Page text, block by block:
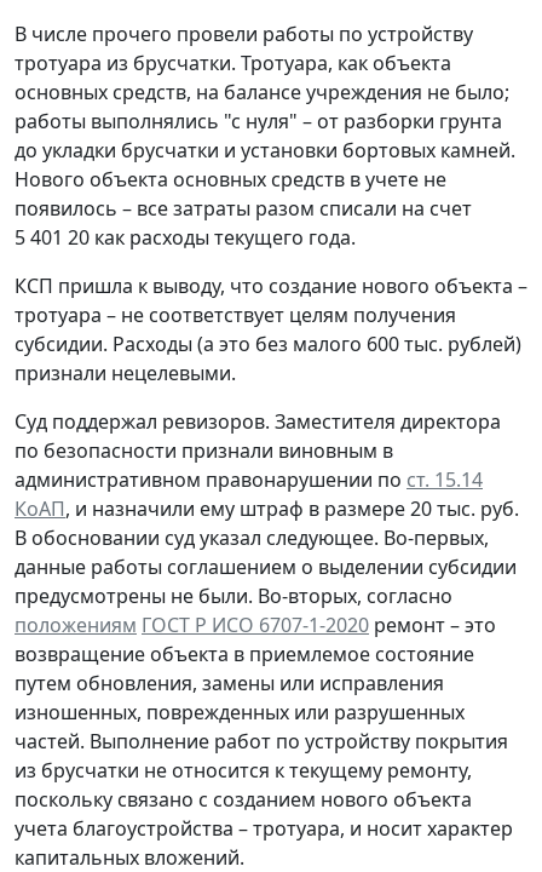
В числе прочего провели работы по устройству
тротуара из брусчатки. Тротуара, как объекта
основных средств, на балансе учреждения не было;
работы выполнялись "с нуля" – от разборки грунта
до укладки брусчатки и установки бортовых камней.
Нового объекта основных средств в учете не
появилось – все затраты разом списали на счет
5 401 20 как расходы текущего года.
КСП пришла к выводу, что создание нового объекта –
тротуара – не соответствует целям получения
субсидии. Расходы (а это без малого 600 тыс. рублей)
признали нецелевыми.
Суд поддержал ревизоров. Заместителя директора
по безопасности признали виновным в
административном правонарушении по ст. 15.14
КоАП, и назначили ему штраф в размере 20 тыс. руб.
В обосновании суд указал следующее. Во-первых,
данные работы соглашением о выделении субсидии
предусмотрены не были. Во-вторых, согласно
положениям ГОСТ Р ИСО 6707-1-2020 ремонт – это
возвращение объекта в приемлемое состояние
путем обновления, замены или исправления
изношенных, поврежденных или разрушенных
частей. Выполнение работ по устройству покрытия
из брусчатки не относится к текущему ремонту,
поскольку связано с созданием нового объекта
учета благоустройства – тротуара, и носит характер
капитальных вложений.